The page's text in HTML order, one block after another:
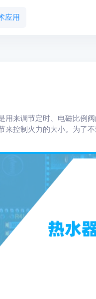
应用
用来调节定时、电磁比例
控制火力的大小。为了